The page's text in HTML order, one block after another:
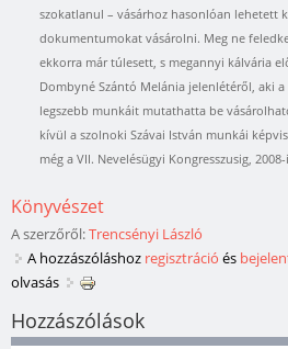
szokatlanul – vásárhoz hasonlóan lehetett
dokumentumokat vásárolni. Meg ne
ekkorra már túlesett, s megannyi kálvária
Dombyné Szántó Melánia jelenlétéről, aki a
legszebb munkáit mutathatta be
kívül a szolnoki Szávai István munkái
még a VII. Nevelésügyi Kongresszusig,
Könyvészet
A szerzőről:Trencsényi László
A hozzászóláshoz regisztráció és
olvasás
Hozzászólások